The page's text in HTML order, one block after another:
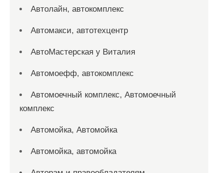
Автолайн, автокомплекс
Автомакси, автотехцентр
АвтоМастерская у Виталия
Автомоефф, автокомплекс
Автомоечный комплекс, Автомоечный
комплекс
Автомойка, Автомойка
Автомойка, автомойка